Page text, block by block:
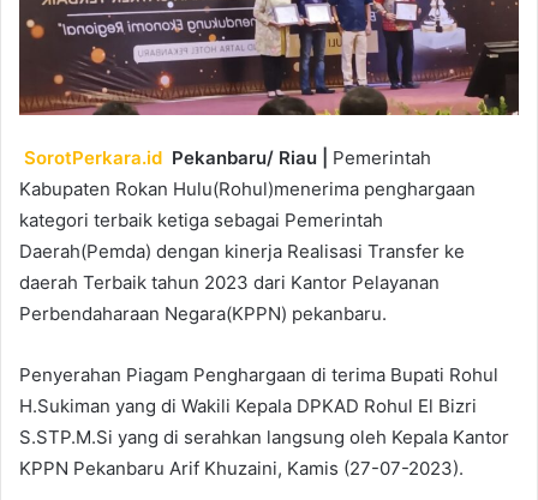
SorotPerkara.id Pekanbaru/ Riau | Pemerintah
Kabupaten Rokan Hulu(Rohul)menerima penghargaan
kategori terbaik ketiga sebagai Pemerintah
Daerah(Pemda) dengan kinerja Realisasi Transfer ke
daerah Terbaik tahun 2023 dari Kantor Pelayanan
Perbendaharaan Negara(KPPN) pekanbaru.
Penyerahan Piagam Penghargaan di terima Bupati Rohul
H.Sukiman yang di Wakili Kepala DPKAD Rohul El Bizri
S.STP.M.Si yang di serahkan langsung oleh Kepala Kantor
KPPN Pekanbaru Arif Khuzaini, Kamis (27-07-2023).